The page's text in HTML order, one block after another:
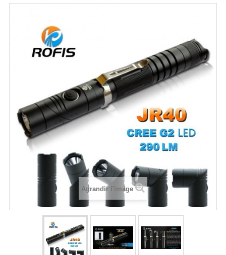
Agrandir l'image